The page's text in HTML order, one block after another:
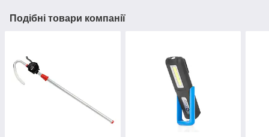
Подібні товари компанії